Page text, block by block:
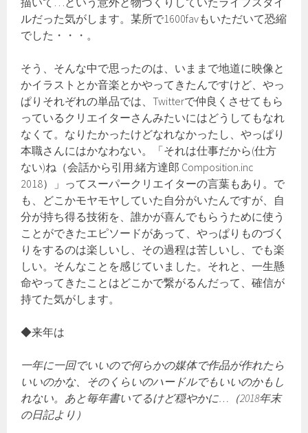
ルだった気がします。某所で1600favもいただいて恐縮
でした・・・。
そう、そんな中で思ったのは、いままで地道に映像と
かイラストとか音楽とかやってきたんですけど、やっ
ぱりそれぞれの単品では、Twitterで仲良くさせてもら
っているクリエイターさんみたいにはどうしてもなれ
なくて。なりたかったけどなれなかったし、やっぱり
本職さんにはかなわない。「それは仕事だから(仕方
ない)ね（会話から引用:緒方達郎 Composition.inc
2018）」ってスーパークリエイターの言葉もあり。で
も、どこかモヤモヤしていた自分がいたんですが、自
分が持ち得る技術を、誰かが喜んでもらうために使う
ことができたエピソードがあって、やっぱりものづく
りをするのは楽しいし、その過程は苦しいし、でも楽
しい。そんなことを感じていました。それと、一生懸
命やってきたことはどこかで繋がるんだって、確信が
持てた気がします。
◆来年は
一年に一回でいいので何らかの媒体で作品が作れたら
いいのかな、そのくらいのハードルでもいいのかもし
れない。あと毎年書いてるけど穏やかに…（2018年末
の日記より）